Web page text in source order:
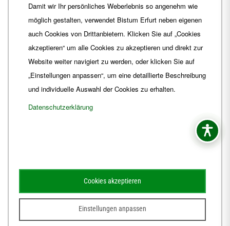
+49 361 6572-444
ordinariat Bistum-Erfurt.de
Schematismus Amtsblatt
© 2026Webdesign für Jena von der DATA HORIZON Digitalagentur
Damit wir Ihr persönliches Weberlebnis so angenehm wie
möglich gestalten, verwendet Bistum Erfurt neben eigenen
auch Cookies von Drittanbietern. Klicken Sie auf „Cookies
akzeptieren“ um alle Cookies zu akzeptieren und direkt zur
Website weiter navigiert zu werden, oder klicken Sie auf
„Einstellungen anpassen“, um eine detaillierte Beschreibung
und individuelle Auswahl der Cookies zu erhalten.
Datenschutzerklärung
Einstellungen anpassen
Cookies akzeptieren